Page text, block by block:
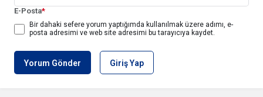
E-Posta*
Bir dahaki sefere yorum yaptığımda kullanılmak üzere adımı, e-
posta adresimi ve web site adresimi bu tarayıcıya kaydet.
Yorum Gönder Giriş Yap